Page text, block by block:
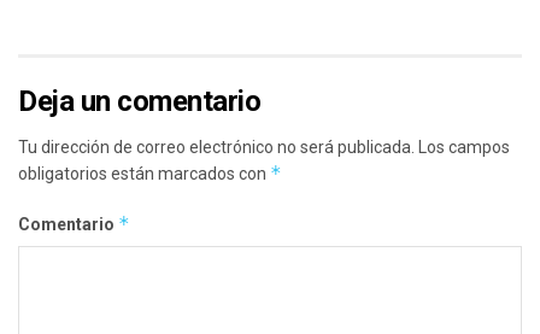
Deja un comentario
Tu dirección de correo electrónico no será publicada.
Los campos
obligatorios están marcados con *
Comentario *